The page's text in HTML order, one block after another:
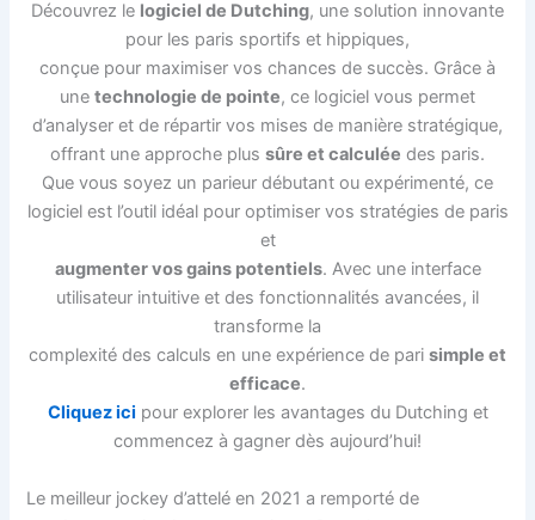
Découvrez le logiciel de Dutching, une solution innovante
pour les paris sportifs et hippiques,
conçue pour maximiser vos chances de succès. Grâce à
une technologie de pointe, ce logiciel vous permet
d’analyser et de répartir vos mises de manière stratégique,
offrant une approche plus sûre et calculée des paris.
Que vous soyez un parieur débutant ou expérimenté, ce
logiciel est l’outil idéal pour optimiser vos stratégies de paris
et
augmenter vos gains potentiels. Avec une interface
utilisateur intuitive et des fonctionnalités avancées, il
transforme la
complexité des calculs en une expérience de pari simple et
efficace.
Cliquez ici pour explorer les avantages du Dutching et
commencez à gagner dès aujourd’hui!
Le meilleur jockey d’attelé en 2021 a remporté de